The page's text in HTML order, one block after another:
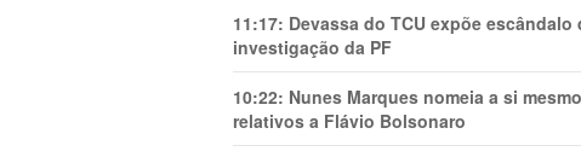
11:17: Devassa do TCU expõe
investigação da PF
10:22: Nunes Marques nomeia a si
relativos a Flávio Bolsonaro